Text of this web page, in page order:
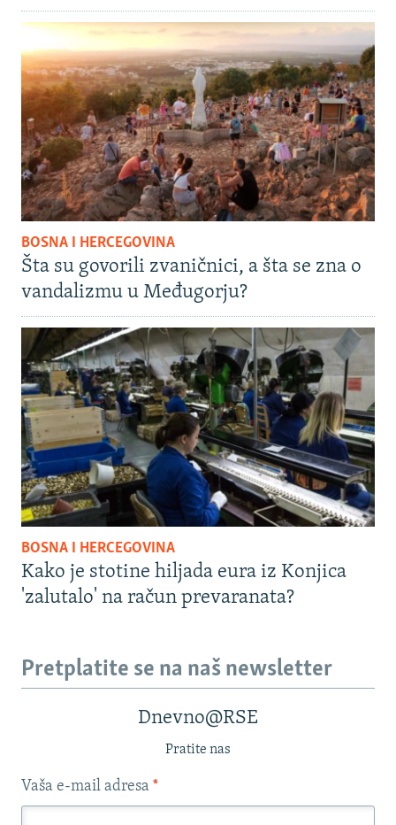
BOSNA I HERCEGOVINA
Šta su govorili zvaničnici, a šta se zna o
vandalizmu u Međugorju?
BOSNA I HERCEGOVINA
Kako je stotine hiljada eura iz Konjica
'zalutalo' na račun prevaranata?
Pretplatite se na naš newsletter
Dnevno@RSE
Pratite nas
Vaša e-mail adresa *